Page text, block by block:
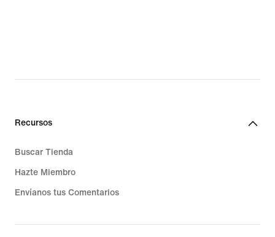
Recursos
Buscar Tienda
Hazte Miembro
Envíanos tus Comentarios